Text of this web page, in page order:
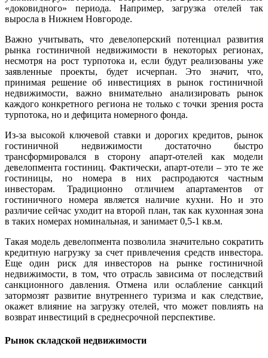
«доковидного» периода. Например, загрузка отелей так
выросла в Нижнем Новгороде.
Важно учитывать, что девелоперский потенциал развития
рынка гостиничной недвижимости в некоторых регионах,
несмотря на рост турпотока и, если будут реализованы уже
заявленные проекты, будет исчерпан. Это значит, что,
принимая решение об инвестициях в рынок гостиничной
недвижимости, важно внимательно анализировать рынок
каждого конкретного региона не только с точки зрения роста
турпотока, но и дефицита номерного фонда.
Из-за высокой ключевой ставки и дорогих кредитов, рынок
гостиничной недвижимости достаточно быстро
трансформировался в сторону апарт-отелей как модели
девелопмента гостиниц. Фактически, апарт-отели – это те же
гостиницы, но номера в них распродаются частным
инвесторам. Традиционно отличием апартаментов от
гостиничного номера является наличие кухни. Но и это
различие сейчас уходит на второй план, так как кухонная зона
в таких номерах номинальная, и занимает 0,5-1 кв.м.
Такая модель девелопмента позволила значительно сократить
кредитную нагрузку за счет привлечения средств инвестора.
Еще один риск для инвесторов на рынке гостиничной
недвижимости, в том, что отрасль зависима от последствий
санкционного давления. Отмена или ослабление санкций
затормозят развитие внутреннего туризма и как следствие,
окажет влияние на загрузку отелей, что может повлиять на
возврат инвестиций в среднесрочной перспективе.
Рынок складской недвижимости